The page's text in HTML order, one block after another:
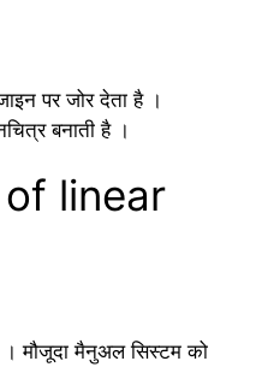
पर जोर देता है ।
बनाती है ।
linear
मौजूदा मैनुअल सिस्टम को